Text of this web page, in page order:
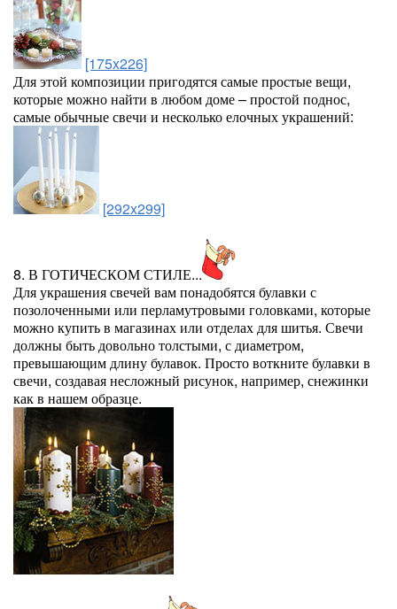
[175x226]
Для этой композиции пригодятся самые простые вещи,
которые можно найти в любом доме – простой поднос,
самые обычные свечи и несколько елочных украшений:
[292x299]
8. В ГОТИЧЕСКОМ СТИЛЕ...
Для украшения свечей вам понадобятся булавки с
позолоченными или перламутровыми головками, которые
можно купить в магазинах или отделах для шитья. Свечи
должны быть довольно толстыми, с диаметром,
превышающим длину булавок. Просто воткните булавки в
свечи, создавая несложный рисунок, например, снежинки
как в нашем образце.